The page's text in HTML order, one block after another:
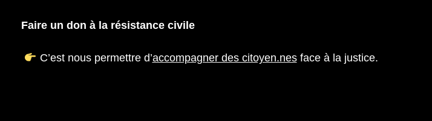
Faire un don à la résistance civile
C’est nous permettre d’accompagner des citoyen.nesface à la justice.